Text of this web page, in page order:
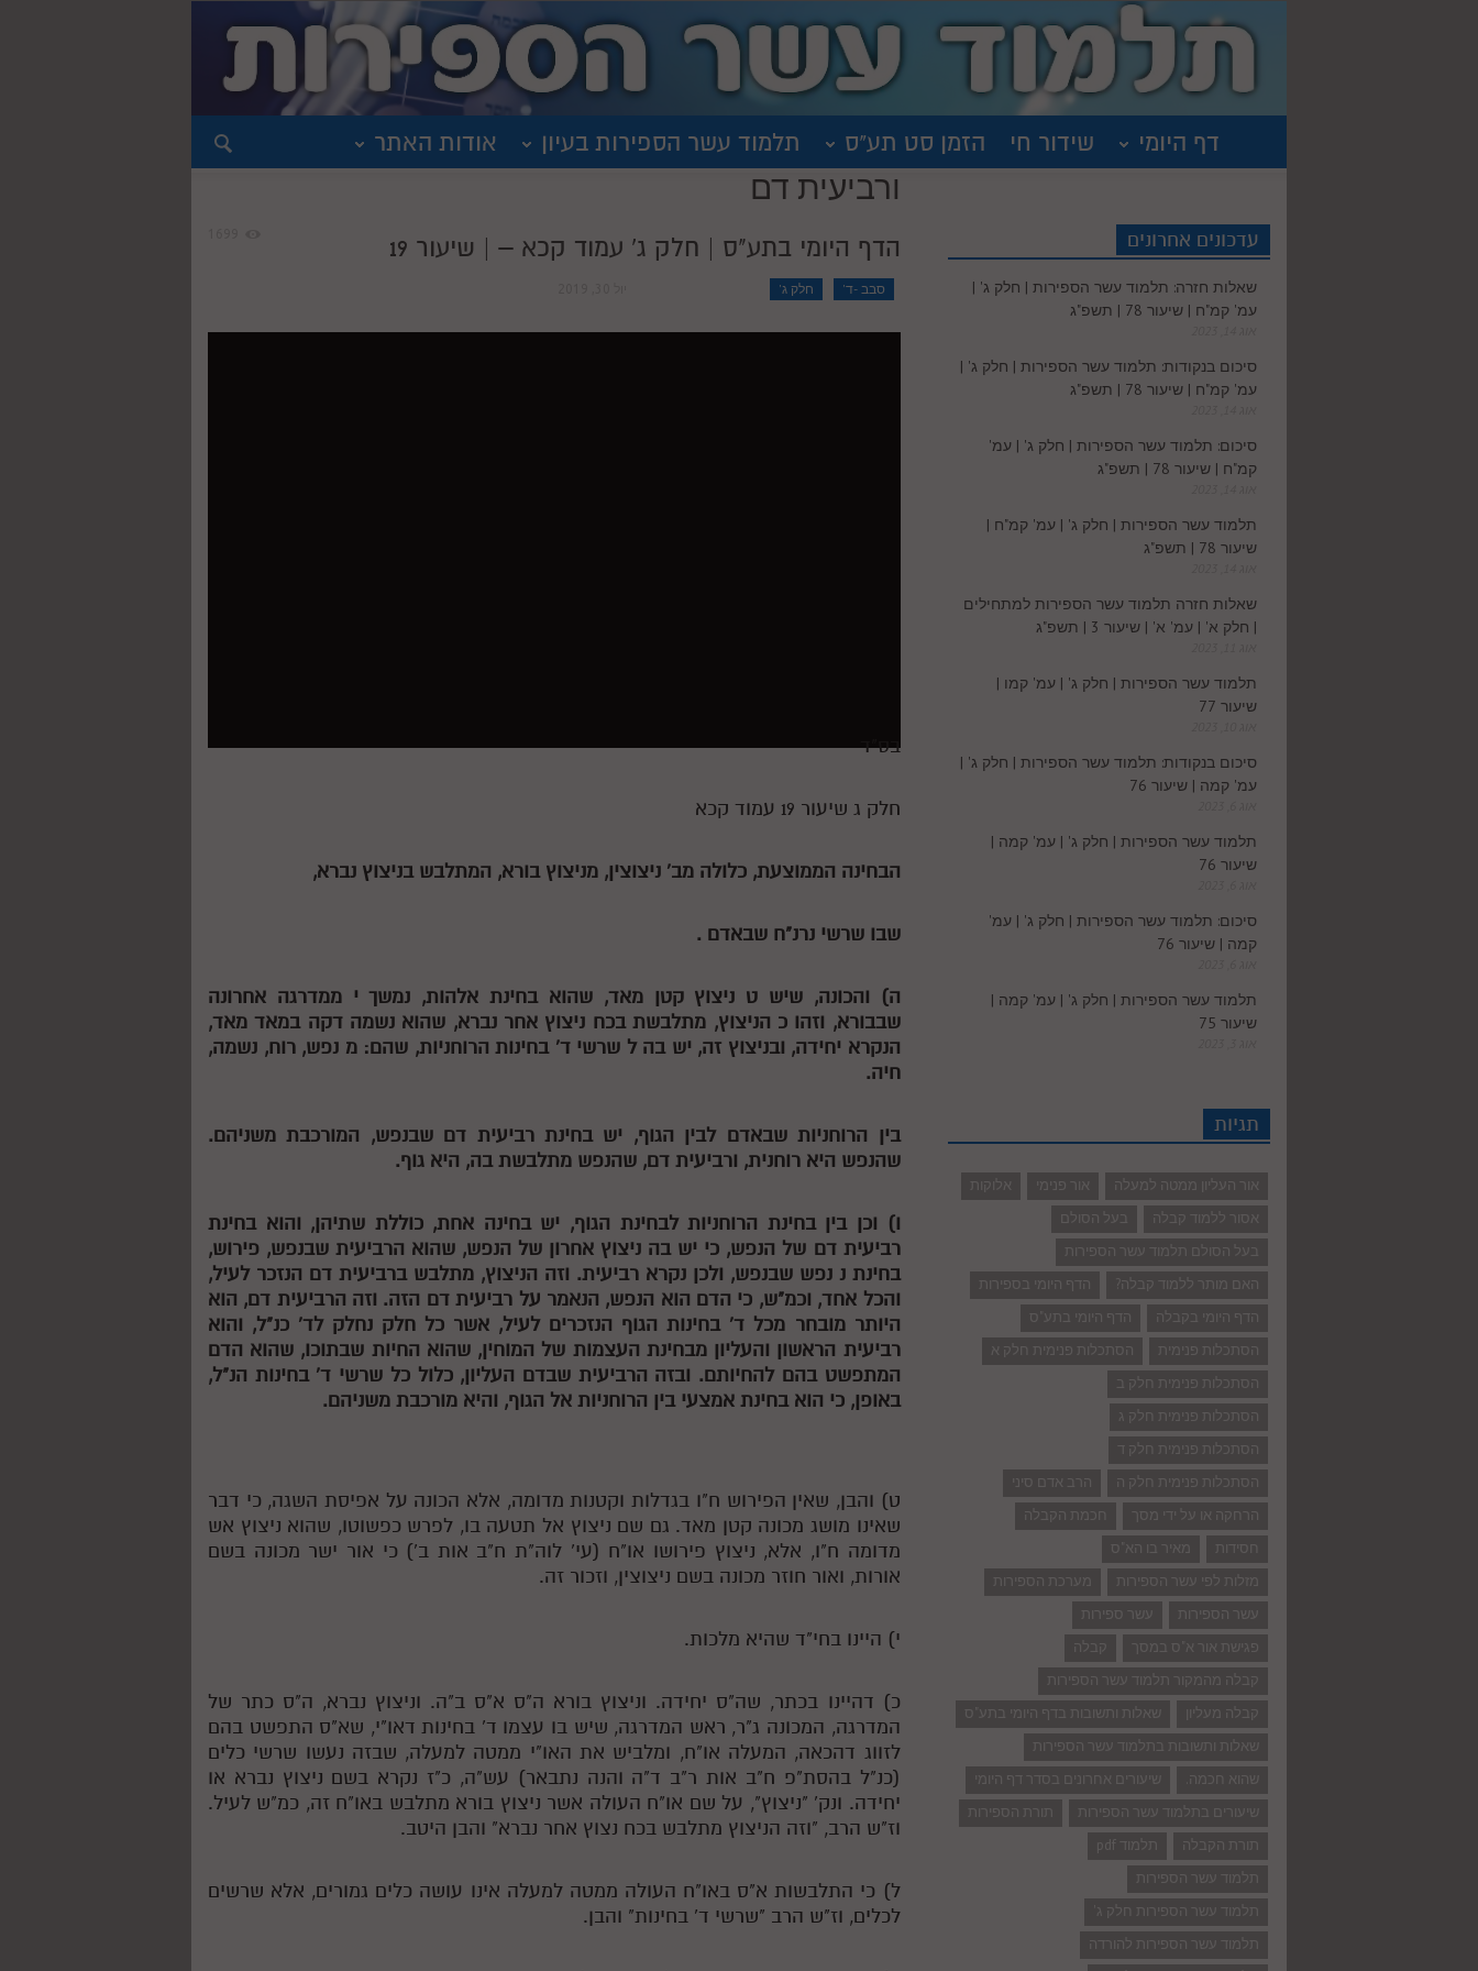
דף היומי שידור חי הזמן סט תע"ס תלמוד עשר הספירות בעיון אודות האתר
ורביעית דם
הדף היומי בתע"ס | חלק ג' עמוד קכא – | שיעור 19
סבב -ד' חלק ג'
בס"ד
חלק ג שיעור 19 עמוד קכא
הבחינה הממוצעת, כלולה מב' ניצוצין, מניצוץ בורא, המתלבש בניצוץ נברא,
שבו שרשי נרנ"ח שבאדם .
ה) והכונה, שיש ט ניצוץ קטן מאד, שהוא בחינת אלהות, נמשך י ממדרגה אחרונה
שבבורא, וזהוכ הניצוץ, מתלבשת בכח ניצוץ אחר נברא, שהוא נשמה דקה במאד מאד,
הנקרא יחידה, ובניצוץ זה, יש בהל שרשי ד' בחינות הרוחניות, שהם:מ נפש, רוח, נשמה,
חיה.
בין הרוחניות שבאדם לבין הגוף, יש בחינת רביעית דם שבנפש, המורכבת משניהם.
שהנפש היא רוחנית, ורביעית דם, שהנפש מתלבשת בה, היא גוף.
ו) וכן בין בחינת הרוחניות לבחינת הגוף, יש בחינה אחת, כוללת שתיהן, והוא בחינת
רביעית דם של הנפש, כי יש בה ניצוץ אחרון של הנפש, שהוא הרביעית שבנפש, פירוש,
בחינתנ נפש שבנפש, ולכן נקרא רביעית. וזה הניצוץ, מתלבש ברביעית דם הנזכר לעיל,
והכל אחד, וכמ"ש, כי הדם הוא הנפש, הנאמר על רביעית דם הזה. וזה הרביעית דם, הוא
היותר מובחר מכל ד' בחינות הגוף הנזכרים לעיל, אשר כל חלק נחלק לד' כנ"ל, והוא
רביעית הראשון והעליון מבחינת העצמות של המוחין, שהוא החיות שבתוכו, שהוא הדם
המתפשט בהם להחיותם. ובזה הרביעית שבדם העליון, כלול כל שרשי ד' בחינות הנ"ל,
באופן, כי הוא בחינת אמצעי בין הרוחניות אל הגוף, והיא מורכבת משניהם.
ט) והבן, שאין הפירוש ח"ו בגדלות וקטנות מדומה, אלא הכונה על אפיסת השגה, כי דבר
שאינו מושג מכונה קטן מאד. גם שם ניצוץ אל תטעה בו, לפרש כפשוטו, שהוא ניצוץ אש
מדומה ח"ו, אלא, ניצוץ פירושו או"ח (עי' לוה"ת ח"ב אות ב') כי אור ישר מכונה בשם
אורות, ואור חוזר מכונה בשם ניצוצין, וזכור זה.
י) היינו בחי"ד שהיא מלכות.
כ) דהיינו בכתר, שה"ס יחידה. וניצוץ בורא ה"ס א"ס ב"ה. וניצוץ נברא, ה"ס כתר של
המדרגה, המכונה ג"ר, ראש המדרגה, שיש בו עצמו ד' בחינות דאו"י, שא"ס התפשט בהם
לזווג דהכאה, המעלה או"ח, ומלביש את האו"י ממטה למעלה, שבזה נעשו שרשי כלים
(כנ"ל בהסת"פ ח"ב אות ר"ב ד"ה והנה נתבאר) עש"ה, כ"ז נקרא בשם ניצוץ נברא או
יחידה. ונק' "ניצוץ", על שם או"ח העולה אשר ניצוץ בורא מתלבש באו"ח זה, כמ"ש לעיל.
וז"ש הרב, "וזה הניצוץ מתלבש בכח נצוץ אחר נברא" והבן היטב.
ל) כי התלבשות א"ס באו"ח העולה ממטה למעלה אינו עושה כלים גמורים, אלא שרשים
לכלים, וז"ש הרב "שרשי ד' בחינות" והבן.
עדכונים אחרונים
שאלות חזרה: תלמוד עשר הספירות | חלק ג' |
עמ' קמ"ח | שיעור 78 | תשפ"ג
סיכום בנקודות: תלמוד עשר הספירות | חלק ג' |
עמ' קמ"ח | שיעור 78 | תשפ"ג
סיכום: תלמוד עשר הספירות | חלק ג' | עמ'
קמ"ח | שיעור 78 | תשפ"ג
תלמוד עשר הספירות | חלק ג' | עמ' קמ"ח |
שיעור 78 | תשפ"ג
שאלות חזרה תלמוד עשר הספירות למתחילים
| חלק א' | עמ' א' | שיעור 3 | תשפ"ג
תלמוד עשר הספירות | חלק ג' | עמ' קמו |
שיעור 77
סיכום בנקודות: תלמוד עשר הספירות | חלק ג' |
עמ' קמה | שיעור 76
תלמוד עשר הספירות | חלק ג' | עמ' קמה |
שיעור 76
סיכום: תלמוד עשר הספירות | חלק ג' | עמ'
קמה | שיעור 76
תלמוד עשר הספירות | חלק ג' | עמ' קמה |
שיעור 75
תגיות
אור העליון ממטה למעלה אור פנימי
אלוקות
אסור ללמוד קבלה
בעל הסולם
בעל הסולם תלמוד עשר הספירות
האם מותר ללמוד קבלה?
הדף היומי בספירות
הדף היומי בקבלה
הדף היומי בתע"ס
הסתכלות פנימית
הסתכלות פנימית חלק א
הסתכלות פנימית חלק ב
הסתכלות פנימית חלק ג
הסתכלות פנימית חלק ד
הסתכלות פנימית חלק ה
הרב אדם סיני
הרחקה או על ידי מסך
חכמת הקבלה
חסידות
מאיר בו הא"ס
מזלות לפי עשר הספירות
מערכת הספירות
עשר הספירות
עשר ספירות
פגישת אור א"ס במסך
קבלה
קבלה מהמקור תלמוד עשר הספירות
קבלה מעליון
שאלות ותשובות בדף היומי בתע"ס
שאלות ותשובות בתלמוד עשר הספירות
שהוא חכמה.
שיעורים אחרונים בסדר דף היומי
שיעורים בתלמוד עשר הספירות
תורת הספירות
תורת הקבלה
תלמוד pdf
תלמוד עשר הספירות
תלמוד עשר הספירות חלק ג'
תלמוד עשר הספירות להורדה